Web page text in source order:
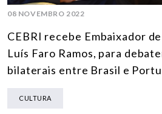
08 NOVEMBRO 2022
CEBRI recebe Embaixador
Luís Faro Ramos, para
bilaterais entre Brasil e
CULTURA